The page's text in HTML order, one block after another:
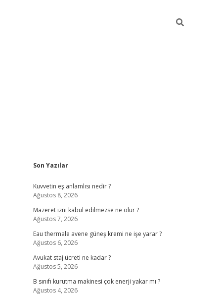
Sidebar
Son Yazılar
Kuvvetin eş anlamlısı nedir ?
Ağustos 8, 2026
Mazeret izni kabul edilmezse ne olur ?
Ağustos 7, 2026
Eau thermale avene güneş kremi ne işe yarar ?
Ağustos 6, 2026
Avukat staj ücreti ne kadar ?
Ağustos 5, 2026
B sınıfı kurutma makinesi çok enerji yakar mı ?
Ağustos 4, 2026